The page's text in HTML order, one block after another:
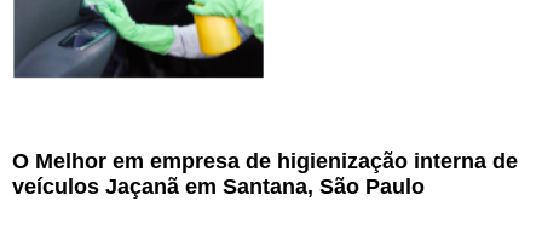
O Melhor em empresa de higienização interna de
veículos Jaçanã em Santana, São Paulo